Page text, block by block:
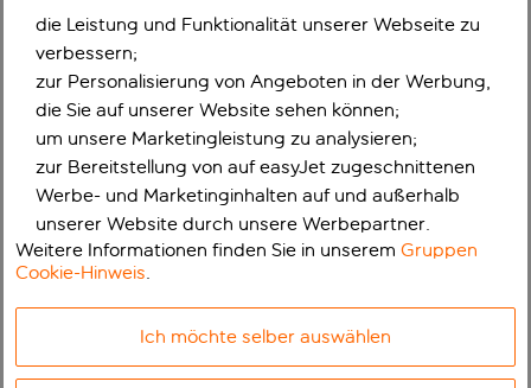
die Leistung und Funktionalität unserer Webseite zu
verbessern;
zur Personalisierung von Angeboten in der Werbung,
die Sie auf unserer Website sehen können;
um unsere Marketingleistung zu analysieren;
zur Bereitstellung von auf easyJet zugeschnittenen
Werbe- und Marketinginhalten auf und außerhalb
unserer Website durch unsere Werbepartner.
Weitere Informationen finden Sie in unseremGruppen
Cookie-Hinweis.
Ich möchte selber auswählen